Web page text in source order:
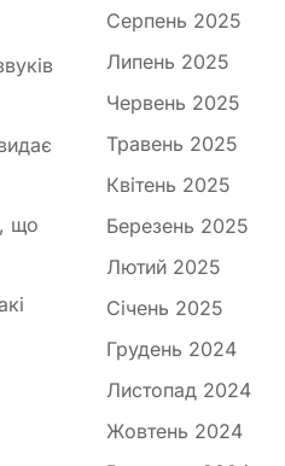
що
Серпень 2025
Липень 2025
Червень 2025
Травень 2025
Квітень 2025
Березень 2025
Лютий 2025
Січень 2025
Грудень 2024
Листопад 2024
Жовтень 2024